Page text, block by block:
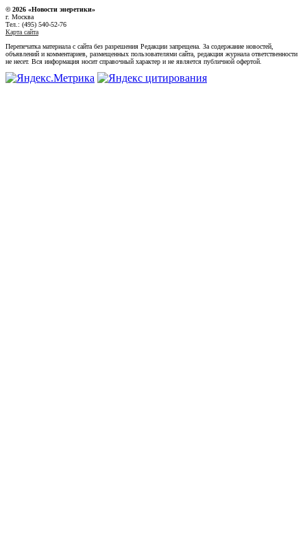
© 2026 «Новости энеретики»
г. Москва
Тел.: (495) 540-52-76
Карта сайта
Перепечатка материала с сайта без разрешения Редакции запрещена. За содержание новостей,
объявлений и комментариев, размещенных пользователями сайта, редакция журнала ответственности
не несет. Вся информация носит справочный характер и не является публичной офертой.